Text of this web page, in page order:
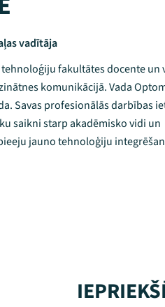
vadītāja
fakultātes docente un
komunikācijā. Vada
Savas profesionālās darbības
saikni starp akadēmisko vidi un
jauno tehnoloģiju